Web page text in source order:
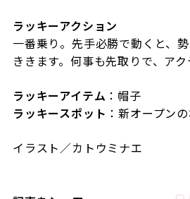
ラッキーアクション
一番乗り。先手必勝で動くと、
ききます。何事も先取りで、アク
ラッキーアイテム ：帽子
ラッキースポット ：新オープン
イラスト／カトウミナエ